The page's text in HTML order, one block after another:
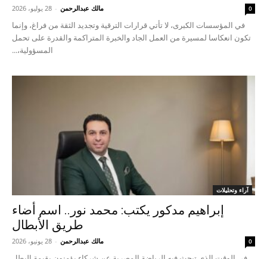
مالك عبدالرحمن - 28 يوليو، 2026 0
في المؤسسات الكبرى، لا تأتي قرارات الترقية وتجديد الثقة من فراغ، وإنما
تكون انعكاسا لمسيرة من العمل الجاد والخبرة المتراكمة والقدرة على تحمل
المسؤولية،...
آراء وتحليلات
إبراهيم مدكور يكتب: محمد نور.. اسم أضاء
طريق الأبطال
مالك عبدالرحمن - 28 يونيو، 2026 0